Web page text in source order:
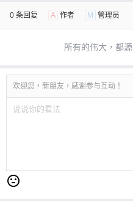
0 条回复 A 作者 M 管理员
所有的伟大，都
欢迎您，新朋友，感谢参与互动！